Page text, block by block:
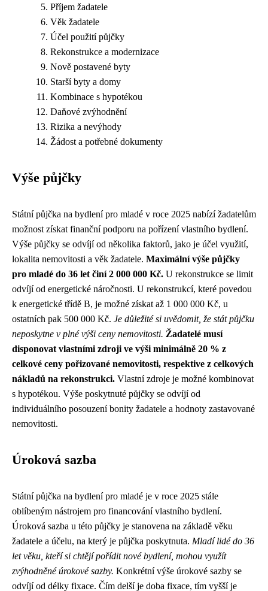
Příjem žadatele
Věk žadatele
Účel použití půjčky
Rekonstrukce a modernizace
Nově postavené byty
Starší byty a domy
Kombinace s hypotékou
Daňové zvýhodnění
Rizika a nevýhody
Žádost a potřebné dokumenty
Výše půjčky
Státní půjčka na bydlení pro mladé v roce 2025 nabízí žadatelům
možnost získat finanční podporu na pořízení vlastního bydlení.
Výše půjčky se odvíjí od několika faktorů, jako je účel využití,
lokalita nemovitosti a věk žadatele. Maximální výše půjčky
pro mladé do 36 let činí 2 000 000 Kč. U rekonstrukce se limit
odvíjí od energetické náročnosti. U rekonstrukcí, které povedou
k energetické třídě B, je možné získat až 1 000 000 Kč, u
ostatních pak 500 000 Kč. Je důležité si uvědomit, že stát půjčku
neposkytne v plné výši ceny nemovitosti. Žadatelé musí
disponovat vlastními zdroji ve výši minimálně 20 % z
celkové ceny pořizované nemovitosti, respektive z celkových
nákladů na rekonstrukci. Vlastní zdroje je možné kombinovat
s hypotékou. Výše poskytnuté půjčky se odvíjí od
individuálního posouzení bonity žadatele a hodnoty zastavované
nemovitosti.
Úroková sazba
Státní půjčka na bydlení pro mladé je v roce 2025 stále
oblíbeným nástrojem pro financování vlastního bydlení.
Úroková sazba u této půjčky je stanovena na základě věku
žadatele a účelu, na který je půjčka poskytnuta. Mladí lidé do 36
let věku, kteří si chtějí pořídit nové bydlení, mohou využít
zvýhodněné úrokové sazby. Konkrétní výše úrokové sazby se
odvíjí od délky fixace. Čím delší je doba fixace, tím vyšší je